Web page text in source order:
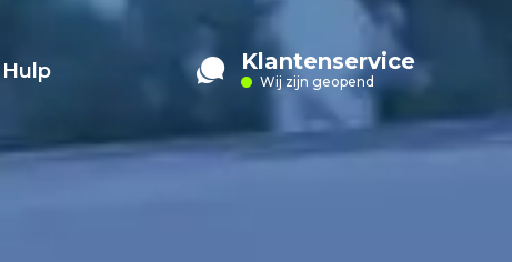
Hulp Klantenservice
Wij zijn geopend